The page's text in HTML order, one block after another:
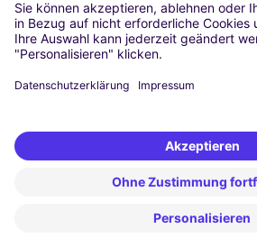
Turin
Wien
Berlin
Düsseldorf